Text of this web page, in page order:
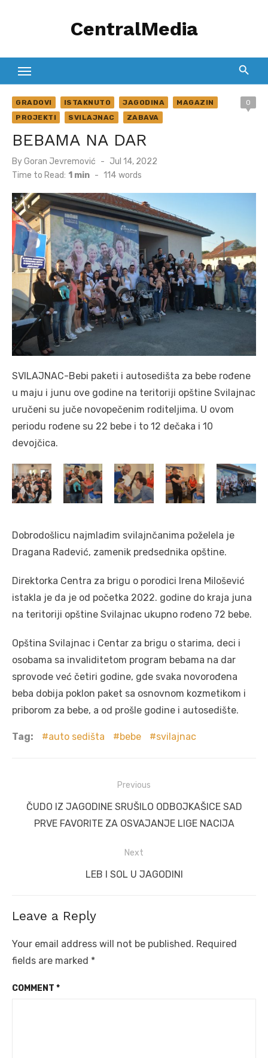
CentralMedia
GRADOVI ISTAKNUTO JAGODINA
MAGAZIN
PROJEKTI
SVILAJNAC ZABAVA
0
BEBAMA NA DAR
ByGoran Jevremović
Posted
on
Jul 14, 2022
Time to Read: 1 min - 114 words
SVILAJNAC-Bebi paketi i autosedišta za bebe rođene
u maju i junu ove godine na teritoriji opštine Svilajnac
uručeni su juče novopečenim roditeljima. U ovom
periodu rođene su 22 bebe i to 12 dečaka i 10
devojčica.
Dobrodošlicu najmlađim svilajnčanima poželela je
Dragana Radević, zamenik predsednika opštine.
Direktorka Centra za brigu o porodici Irena Milošević
istakla je da je od početka 2022. godine do kraja juna
na teritoriji opštine Svilajnac ukupno rođeno 72 bebe.
Opština Svilajnac i Centar za brigu o starima, deci i
osobama sa invaliditetom program bebama na dar
sprovode već četiri godine, gde svaka novorođena
beba dobija poklon paket sa osnovnom kozmetikom i
priborom za bebe, a od prošle godine i autosedište.
Tag: auto sedišta bebe svilajnac
navigation
Previous
Previous
post:
ČUDO IZ JAGODINE SRUŠILO ODBOJKAŠICE SAD
PRVE FAVORITE ZA OSVAJANJE LIGE NACIJA
Next
Next
LEB I SOL U JAGODINI
Leave a Reply
Your email address will not be published. Required
fields are marked *
COMMENT *